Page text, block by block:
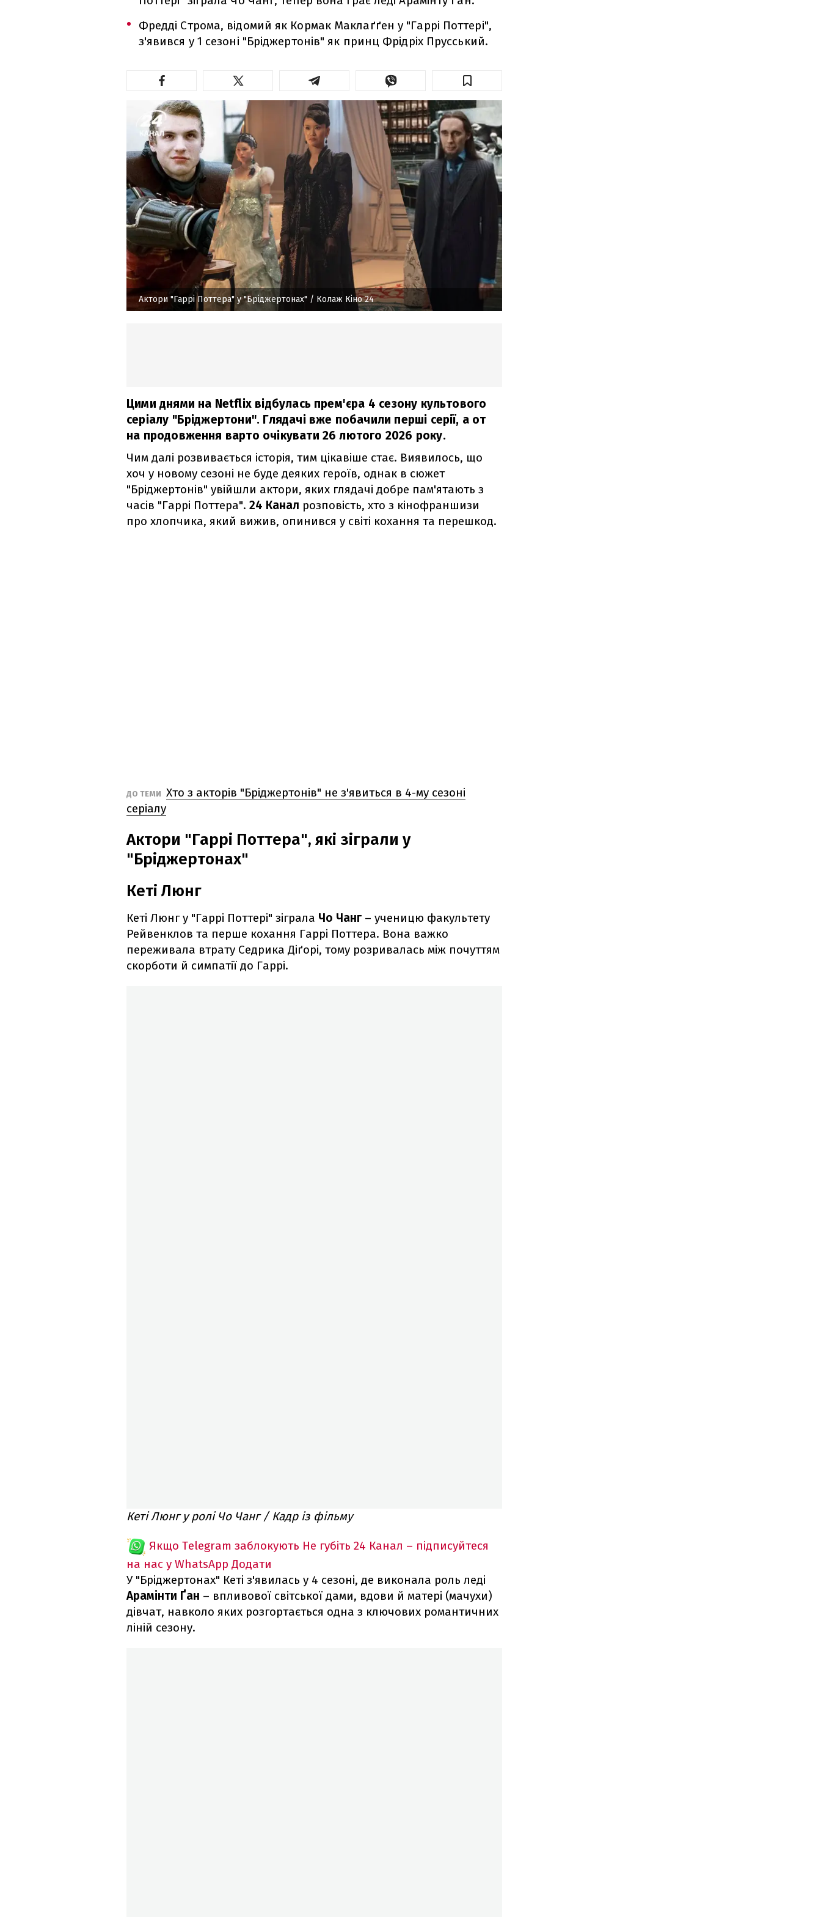
Фредді Строма, відомий як Кормак Маклаґґен у "Гаррі Поттері",
з'явився у 1 сезоні "Бріджертонів" як принц Фрідріх Прусський.
Актори "Гаррі Поттера" у "Бріджертонах" / Колаж Кіно 24
Цими днями на Netflix відбулась прем'єра 4 сезону культового
серіалу "Бріджертони". Глядачі вже побачили перші серії, а от
на продовження варто очікувати 26 лютого 2026 року.
Чим далі розвивається історія, тим цікавіше стає. Виявилось, що
хоч у новому сезоні не буде деяких героїв, однак в сюжет
"Бріджертонів" увійшли актори, яких глядачі добре пам'ятають з
часів "Гаррі Поттера". 24 Канал розповість, хто з кінофраншизи
про хлопчика, який вижив, опинився у світі кохання та перешкод.
ДО ТЕМИ Хто з акторів "Бріджертонів" не з'явиться в 4-му сезоні
серіалу
Актори "Гаррі Поттера", які зіграли у
"Бріджертонах"
Кеті Люнг
Кеті Люнг у "Гаррі Поттері" зіграла Чо Чанг – ученицю факультету
Рейвенклов та перше кохання Гаррі Поттера. Вона важко
переживала втрату Седрика Діґорі, тому розривалась між почуттям
скорботи й симпатії до Гаррі.
Кеті Люнг у ролі Чо Чанг / Кадр із фільму
Якщо Telegram заблокують Не губіть 24 Канал – підписуйтеся
на нас у WhatsApp Додати
У "Бріджертонах" Кеті з'явилась у 4 сезоні, де виконала роль леді
Арамінти Ґан – впливової світської дами, вдови й матері (мачухи)
дівчат, навколо яких розгортається одна з ключових романтичних
ліній сезону.